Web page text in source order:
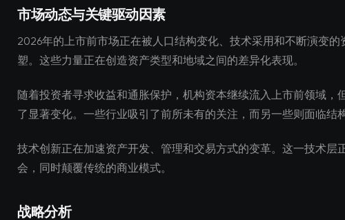
市场动态与关键驱动因素
2026年的上市前市场正在被人口结构变化、技术采用和不断演变的
塑。这些力量正在创造资产类型和地域之间的差异化表现。
随着投资者寻求收益和通胀保护，机构资本继续流入上市前领域，
了显著变化。一些行业吸引了前所未有的关注，而另一些则面临结
技术创新正在加速资产开发、管理和交易方式的变革。这一技术层
会，同时颠覆传统的商业模式。
战略分析